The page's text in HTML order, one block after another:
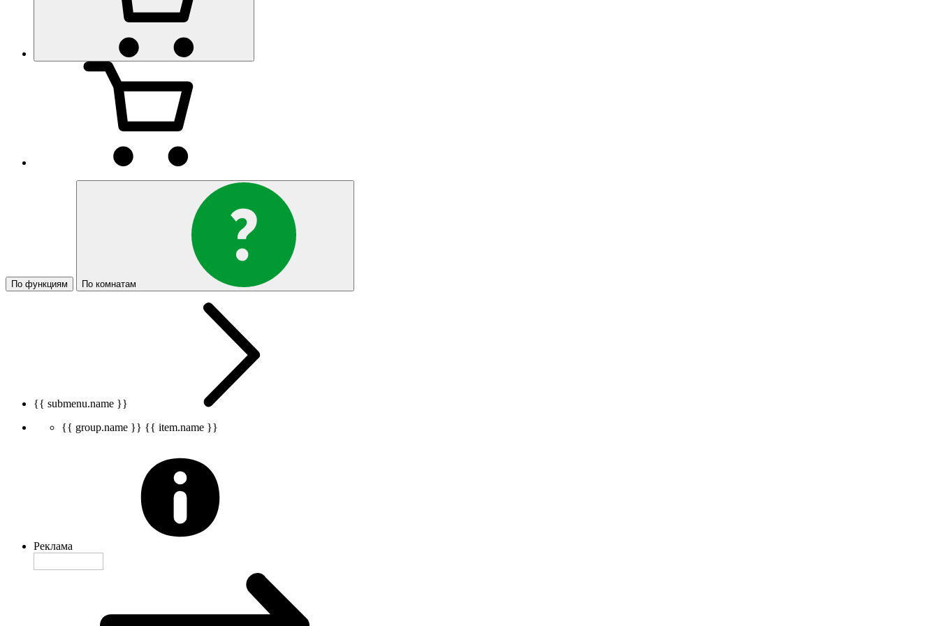
По функциям По комнатам
{{ submenu.name }}
{{ group.name }} {{ item.name }}
Реклама